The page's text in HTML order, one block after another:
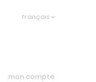
français
mon compte